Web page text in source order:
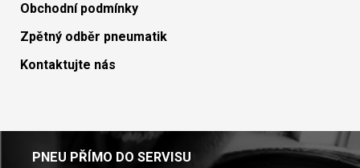
Obchodní podmínky
Zpětný odběr pneumatik
Kontaktujte nás
PNEU PŘÍMO DO SERVISU